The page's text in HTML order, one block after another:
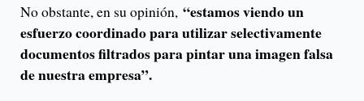
No obstante, en su opinión, “estamos viendo un
esfuerzo coordinado para utilizar selectivamente
documentos filtrados para pintar una imagen falsa
de nuestra empresa”.